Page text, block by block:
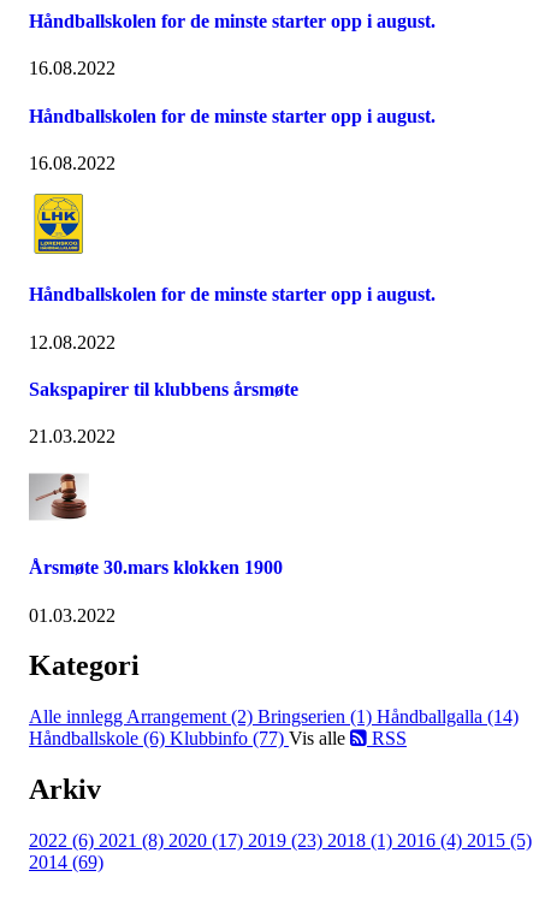
Håndballskolen for de minste starter opp i august.
16.08.2022
Håndballskolen for de minste starter opp i august.
16.08.2022
Håndballskolen for de minste starter opp i august.
12.08.2022
Sakspapirer til klubbens årsmøte
21.03.2022
Årsmøte 30.mars klokken 1900
01.03.2022
Kategori
Alle innlegg Arrangement (2) Bringserien (1) Håndballgalla (14)
Håndballskole (6) Klubbinfo (77) Vis alle RSS
Arkiv
2022 (6) 2021 (8) 2020 (17) 2019 (23) 2018 (1) 2016 (4) 2015 (5)
2014 (69)